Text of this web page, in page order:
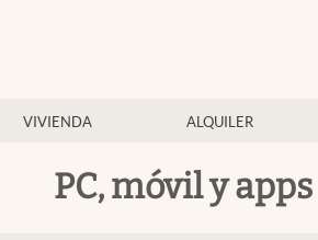
VIVIENDA ALQUILER
PC, móvil y apps